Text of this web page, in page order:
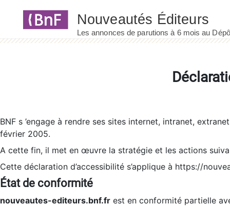
BNF s ’engage à rendre ses sites internet, intranet,
février 2005.
A cette fin, il met en œuvre la stratégie et les actions
Cette déclaration d’accessibilité s’applique à https://
État de conformité
nouveautes-editeurs.bnf.fr est en conformité partielle